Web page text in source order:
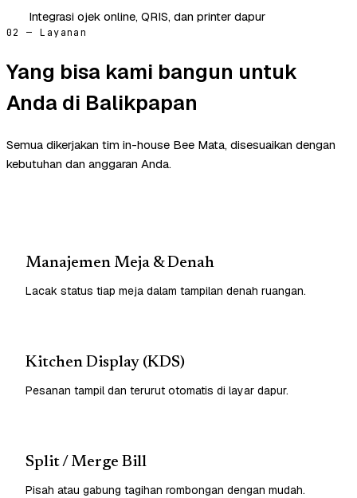
Integrasi ojek online, QRIS, dan printer dapur
02 — Layanan
Yang bisa kami bangun untuk
Anda di Balikpapan
Semua dikerjakan tim in-house Bee Mata, disesuaikan dengan
kebutuhan dan anggaran Anda.
Manajemen Meja & Denah
Lacak status tiap meja dalam tampilan denah ruangan.
Kitchen Display (KDS)
Pesanan tampil dan terurut otomatis di layar dapur.
Split / Merge Bill
Pisah atau gabung tagihan rombongan dengan mudah.